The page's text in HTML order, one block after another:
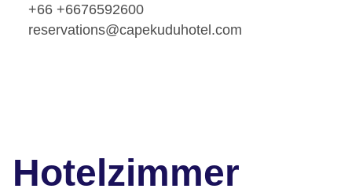
+66 +6676592600
reservations@capekuduhotel.com
Hotelzimmer